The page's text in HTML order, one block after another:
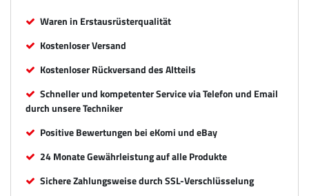
Waren in Erstausrüsterqualität
Kostenloser Versand
Kostenloser Rückversand des Altteils
Schneller und kompetenter Service via Telefon und Email
durch unsere Techniker
Positive Bewertungen bei eKomi und eBay
24 Monate Gewährleistung auf alle Produkte
Sichere Zahlungsweise durch SSL-Verschlüsselung